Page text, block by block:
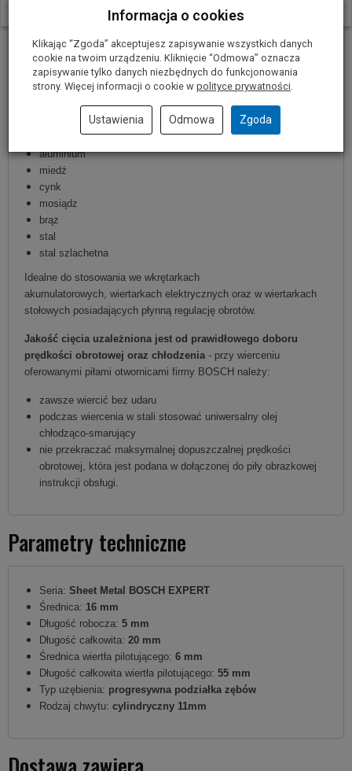
Sprężyna wyrzucającagwarantuje automatyczne wyrzucenie
Otwornica została wykonany z jednego kawałka metaluco
zapewnia maksymalną stabilność podczas wycinania otworów.
Materiały, do których przeznaczone są otwornice Sheet Metal
firmy BOSCH:
aluminium
miedź
cynk
mosiądz
brąz
stal
stal szlachetna
Idealne do stosowania we wkrętarkach
akumulatorowych, wiertarkach elektrycznych oraz w wiertarkach
stołowych posiadających płynną regulację obrotów.
Jakość cięcia uzależniona jest od prawidłowego doboru
prędkości obrotowej oraz chłodzenia- przy wierceniu
oferowanymi piłami otwornicami firmy BOSCH należy:
zawsze wiercić bez udaru
podczas wiercenia w stali stosować uniwersalny olej
chłodząco-smarujący
nie przekraczać maksymalnej dopuszczalnej prędkości
obrotowej, która jest podana w dołączonej do piły obrazkowej
instrukcji obsługi.
Parametry techniczne
Seria: Sheet Metal BOSCH EXPERT
Średnica: 16 mm
Długość robocza: 5 mm
Długość całkowita: 20 mm
Średnica wiertła pilotującego: 6 mm
Długość całkowita wiertła pilotującego: 55 mm
Typ uzębienia: progresywna podziałka zębów
Rodzaj chwytu: cylindryczny 11mm
W ostatnich 30 dniach produktem interesują się
Informacja o cookies
Klikając “Zgoda” akceptujesz zapisywanie wszystkich danych
cookie na twoim urządzeniu. Kliknięcie “Odmowa” oznacza
zapisywanie tylko danych niezbędnych do funkcjonowania
strony. Więcej informacji o cookie w polityce prywatności.
Ustawienia Odmowa Zgoda